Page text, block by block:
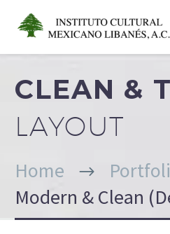
CLEAN &
LAYOUT
Home
Modern & Clean